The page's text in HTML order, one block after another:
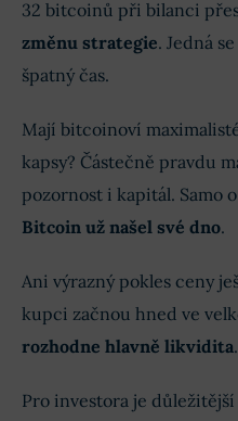
32 bitcoinů při bilanci
změnu strategie. Jedná
špatný čas.
Mají bitcoinoví
kapsy? Částečně pravdu
pozornost i kapitál. Samo
Bitcoin už našel své dno.
Ani výrazný pokles ceny
kupci začnou hned ve
rozhodne hlavně likvidita.
Pro investora je důležitější